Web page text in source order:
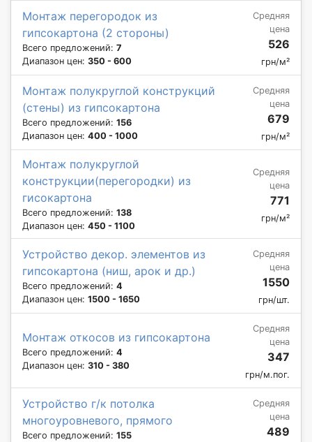
Монтаж перегородок из
гипсокартона (2 стороны)
Всего предложений: 7
Диапазон цен: 350 - 600
Средняя
цена
526
грн/м²
Монтаж полукруглой конструкций
(стены) из гипсокартона
Всего предложений: 156
Диапазон цен: 400 - 1000
Средняя
цена
679
грн/м²
Монтаж полукруглой
конструкции(перегородки) из
гисокартона
Всего предложений: 138
Диапазон цен: 450 - 1100
Средняя
цена
771
грн/м²
Устройство декор. элементов из
гипсокартона (ниш, арок и др.)
Всего предложений: 4
Диапазон цен: 1500 - 1650
Средняя
цена
1550
грн/шт.
Монтаж откосов из гипсокартона
Всего предложений: 4
Диапазон цен: 310 - 380
Средняя
цена
347
грн/м.пог.
Устройство г/к потолка
многоуровневого, прямого
Всего предложений: 155
Средняя
цена
489